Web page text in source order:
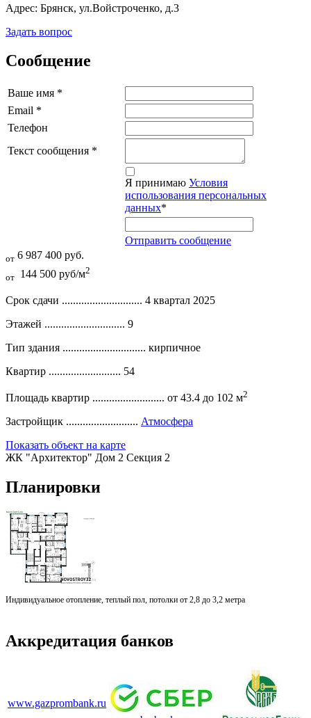
Адрес: Брянск, ул.Войстроченко, д.3
Задать вопрос
Сообщение
Ваше имя *
Email *
Телефон
Текст сообщения *
Я принимаю Условия
использования персональных
данных*
Отправить сообщение
от 6 987 400 руб.
от 144 500 руб/м2
Срок сдачи ............................. 4 квартал 2025
Этажей ............................. 9
Тип здания .............................. кирпичное
Квартир .......................... 54
Площадь квартир .......................... от 43.4 до 102 м2
Застройщик .......................... Атмосфера
Показать объект на карте
ЖК "Архитектор" Дом 2 Секция 2
Планировки
Индивидуальное отопление, теплый пол, потолки от 2,8 до 3,2 метра
Аккредитация банков
www.gazprombank.ru